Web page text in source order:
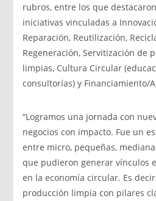
rubros, entre los que
iniciativas vinculadas a
Reparación, Reutilización,
Regeneración, Servitización de
limpias, Cultura Circular
consultorías) y Financiamiento/
“Logramos una jornada con
negocios con impacto. Fue un
entre micro, pequeñas,
que pudieron generar vínculos
en la economía circular. Es
producción limpia con pilares